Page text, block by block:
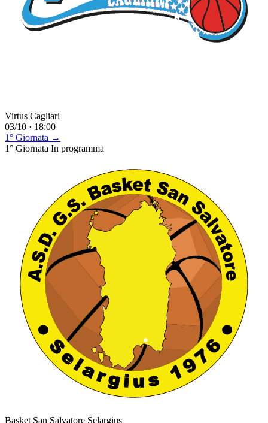
Virtus Cagliari
03/10 · 18:00
1° Giornata →
1° Giornata In programma
Basket San Salvatore Selargius